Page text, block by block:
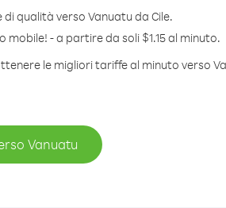
qualità verso Vanuatu da Cile.
mobile! - a partire da soli $1.15 al minuto.
le migliori tariffe al minuto verso
Vanuatu